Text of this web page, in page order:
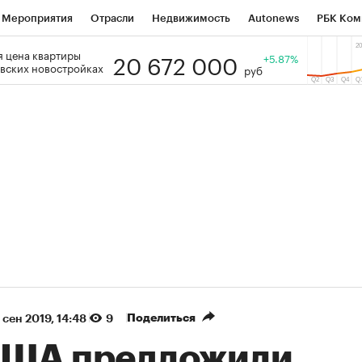
Мероприятия Отрасли Недвижимость Autonews РБК
РБК Образование Тренды
цена квартиры
новостройках
20 672 000 руб
+5.87%
2019, 14:48 9 Поделиться